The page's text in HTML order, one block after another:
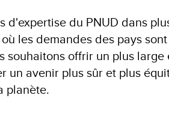
du PNUD dans
les demandes des pays
souhaitons offrir un plus
un avenir plus sûr et plus
planète.